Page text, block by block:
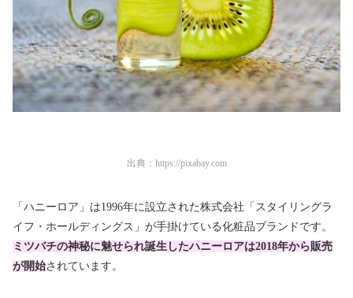
出典： https://pixabay.com
「ハニーロア」は1996年に設立された株式会社「スタイリングラ
イフ・ホールディングス」が手掛けている化粧品ブランドです。
ミツバチの神秘に魅せられ誕生したハニーロアは2018年から販売
が開始されています。